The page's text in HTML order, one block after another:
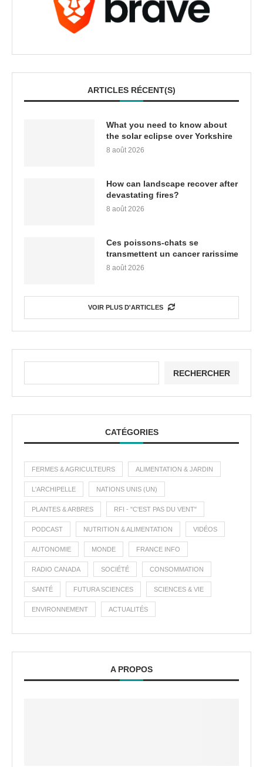
ARTICLES RÉCENT(S)
What you need to know about
the solar eclipse over Yorkshire
8 août 2026
How can landscape recover after
devastating fires?
8 août 2026
Ces poissons-chats se
transmettent un cancer rarissime
8 août 2026
VOIR PLUS D'ARTICLES
RECHERCHER
CATÉGORIES
FERMES & AGRICULTEURS ALIMENTATION & JARDIN
L'ARCHIPELLE NATIONS UNIS (UN)
PLANTES & ARBRES RFI - "C'EST PAS DU VENT"
PODCAST NUTRITION & ALIMENTATION VIDÉOS
AUTONOMIE MONDE FRANCE INFO
RADIO CANADA SOCIÉTÉ CONSOMMATION
SANTÉ FUTURA SCIENCES SCIENCES & VIE
ENVIRONNEMENT ACTUALITÉS
A PROPOS